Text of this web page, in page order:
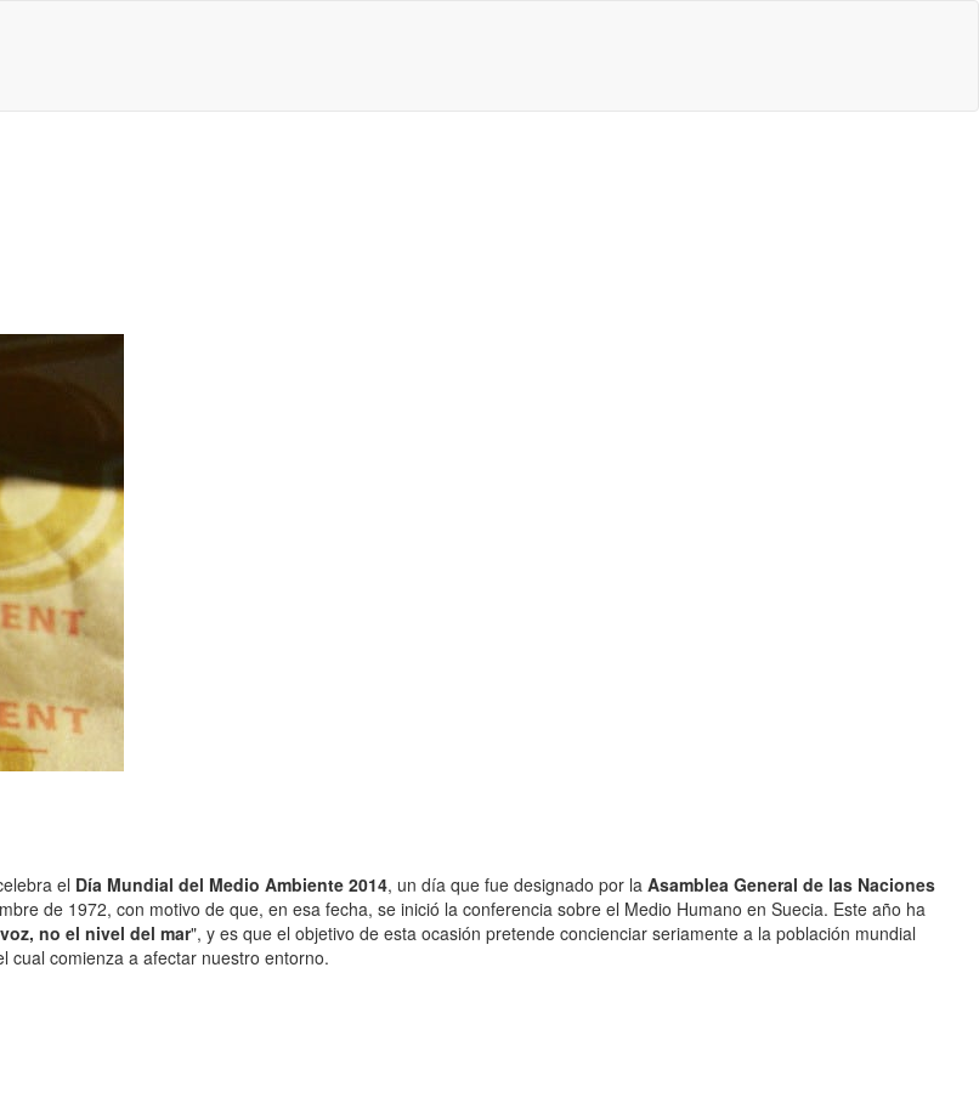
el Día Mundial del Medio Ambiente 2014, un día que fue designado por la Asamblea General de las Naciones
de 1972, con motivo de que, en esa fecha, se inició la conferencia sobre el Medio Humano en Suecia. Este año ha
no el nivel del mar", y es que el objetivo de esta ocasión pretende concienciar seriamente a la población mundial
cual comienza a afectar nuestro entorno.